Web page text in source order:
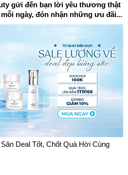
gửi đến bạn lời yêu thương thật
ngày, đón nhận những ưu đãi...
Deal Tốt, Chốt Quà Hời Cùng